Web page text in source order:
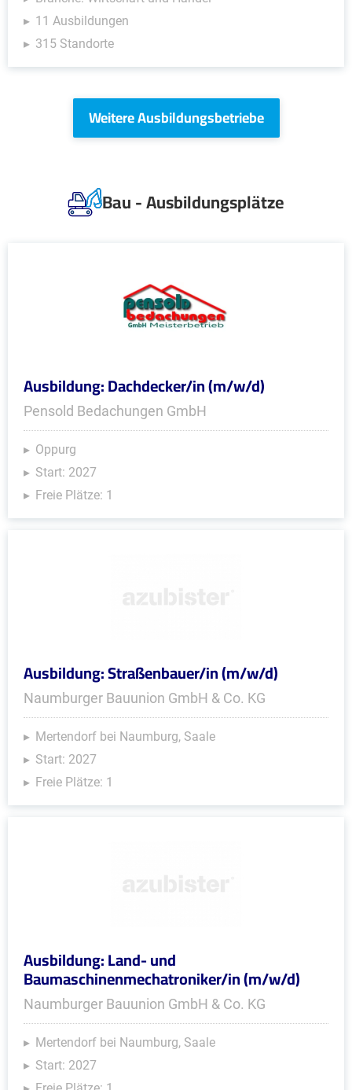
11 Ausbildungen
315 Standorte
Weitere Ausbildungsbetriebe
Bau - Ausbildungsplätze
Ausbildung: Dachdecker/in (m/w/d)
Pensold Bedachungen GmbH
Oppurg
Start: 2027
Freie Plätze: 1
Ausbildung: Straßenbauer/in (m/w/d)
Naumburger Bauunion GmbH & Co. KG
Mertendorf bei Naumburg, Saale
Start: 2027
Freie Plätze: 1
Ausbildung: Land- und
Baumaschinenmechatroniker/in (m/w/d)
Naumburger Bauunion GmbH & Co. KG
Mertendorf bei Naumburg, Saale
Start: 2027